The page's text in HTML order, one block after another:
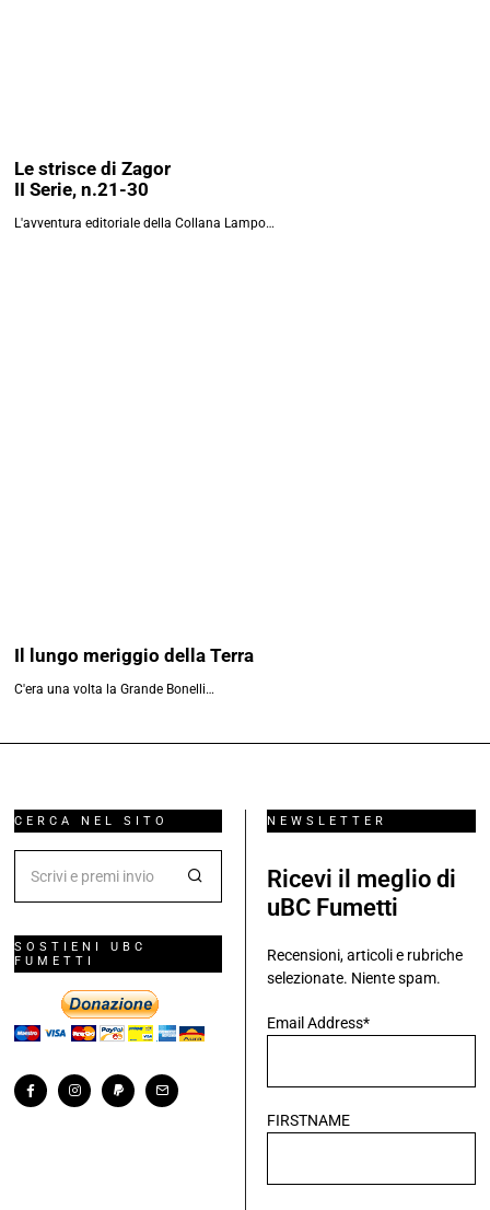
Le strisce di Zagor
II Serie, n.21-30
L'avventura editoriale della Collana Lampo…
Il lungo meriggio della Terra
C'era una volta la Grande Bonelli…
CERCA NEL SITO
SOSTIENI UBC
FUMETTI
NEWSLETTER
Ricevi il meglio di
uBC Fumetti
Recensioni, articoli e rubriche
selezionate. Niente spam.
Email Address*
FIRSTNAME